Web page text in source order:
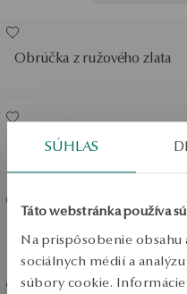
SÚHLAS
Táto webstránka používa
Na prispôsobenie
sociálnych médií a
súbory cookie.
Obrúčka z ružového zlata
Obrúčka z ružového zlata
diamantmi - Éternel